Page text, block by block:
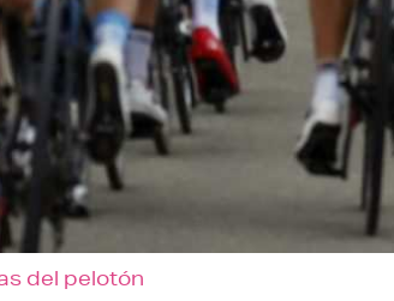
del pelotón